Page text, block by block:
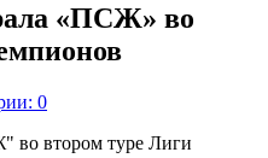
«ПСЖ» во
0